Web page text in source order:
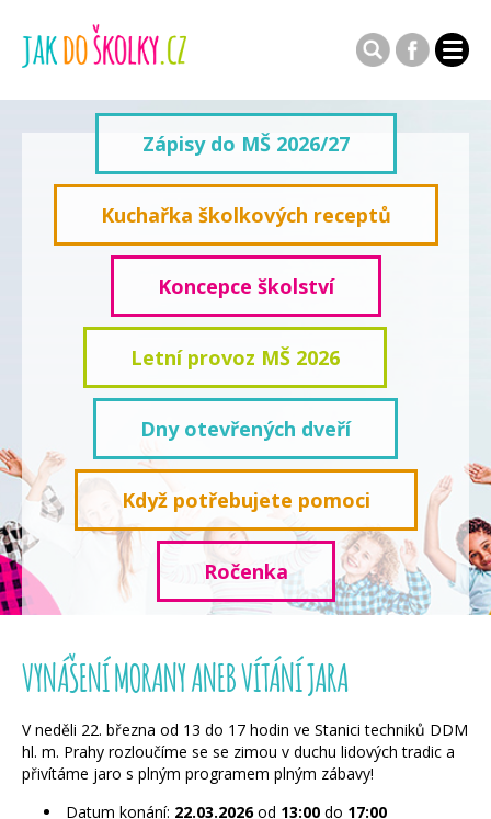
Zápisy do MŠ 2026/27
Kuchařka školkových receptů
Koncepce školství
Letní provoz MŠ 2026
Dny otevřených dveří
Když potřebujete pomoci
Ročenka
VYNÁŠENÍ MORANY ANEB VÍTÁNÍ JARA
V neděli 22. března od 13 do 17 hodin ve Stanici techniků DDM
hl. m. Prahy rozloučíme se se zimou v duchu lidových tradic a
přivítáme jaro s plným programem plným zábavy!
Datum konání: 22.03.2026od 13:00 do 17:00